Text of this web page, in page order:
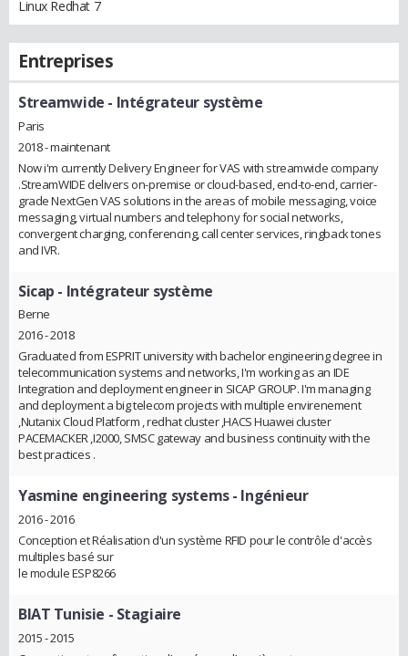
Linux Redhat 7
Entreprises
Streamwide - Intégrateur système
Paris
2018 - maintenant
Now i'm currently Delivery Engineer for VAS with streamwide company
.StreamWIDE delivers on-premise or cloud-based, end-to-end, carrier-
grade NextGen VAS solutions in the areas of mobile messaging, voice
messaging, virtual numbers and telephony for social networks,
convergent charging, conferencing, call center services, ringback tones
and IVR.
Sicap - Intégrateur système
Berne
2016 - 2018
Graduated from ESPRIT university with bachelor engineering degree in
telecommunication systems and networks, I'm working as an IDE
Integration and deployment engineer in SICAP GROUP. I'm managing
and deployment a big telecom projects with multiple envirenement
,Nutanix Cloud Platform , redhat cluster ,HACS Huawei cluster
PACEMACKER ,I2000, SMSC gateway and business continuity with the
best practices .
Yasmine engineering systems- Ingénieur
2016 - 2016
Conception et Réalisation d'un système RFID pour le contrôle d'accès
multiples basé sur
le module ESP8266
BIAT Tunisie - Stagiaire
2015 - 2015